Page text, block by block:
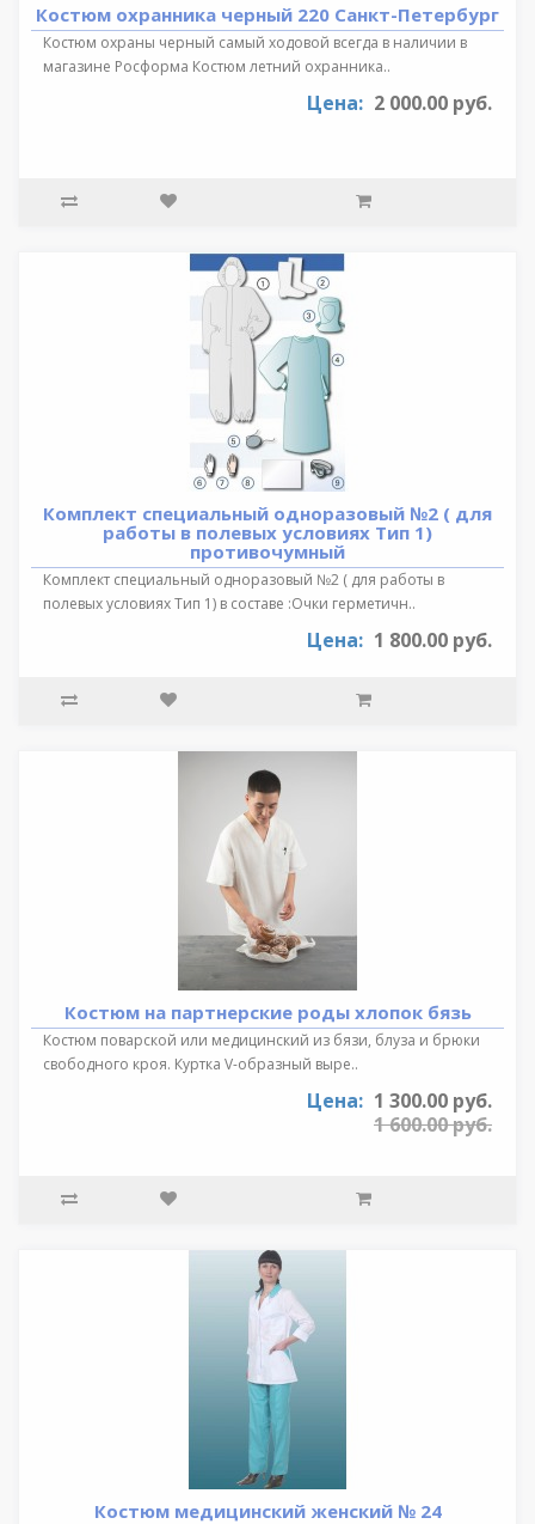
Костюм охранника черный 220 Санкт-Петербург
Костюм охраны черный самый ходовой всегда в наличии в
магазине Росформа Костюм летний охранника..
Цена: 2 000.00 руб.
Комплект специальный одноразовый №2 ( для
работы в полевых условиях Тип 1)
противочумный
Комплект специальный одноразовый №2 ( для работы в
полевых условиях Тип 1) в составе :Очки герметичн..
Цена: 1 800.00 руб.
Костюм на партнерские роды хлопок бязь
Костюм поварской или медицинский из бязи, блуза и брюки
свободного кроя. Куртка V-образный выре..
Цена: 1 300.00 руб.
1 600.00 руб.
Костюм медицинский женский № 24